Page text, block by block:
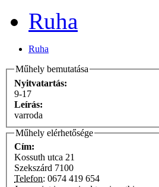
Ruha
Ruha
Műhely bemutatása
Nyitvatartás:
9-17
Leírás:
varroda
Műhely elérhetősége
Cím:
Kossuth utca 21
Szekszárd 7100
Telefon: 0674 419 654